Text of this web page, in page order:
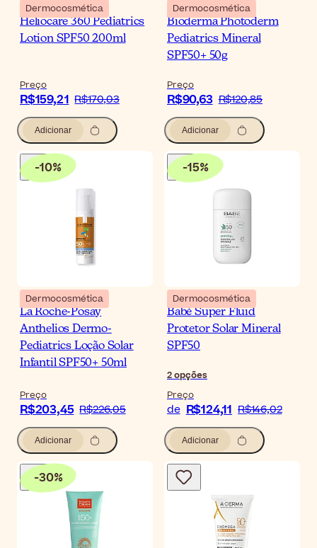
Dermocosmética
Heliocare 360 Pediatrics
Lotion SPF50 200ml
Preço
R$159,21 R$170,03
Adicionar
Dermocosmética
Bioderma Photoderm
Pediatrics Mineral
SPF50+ 50g
Preço
R$90,63 R$120,85
Adicionar
-10%
Dermocosmética
La Roche-Posay
Anthelios Dermo-
Pediatrics Loção Solar
Infantil SPF50+ 50ml
Preço
R$203,45 R$226,05
Adicionar
-15%
Dermocosmética
Babé Super Fluid
Protetor Solar Mineral
SPF50
2opções
Preço
de R$124,11 R$146,02
Adicionar
-30%